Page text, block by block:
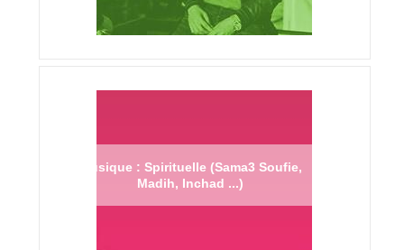
Musique : Spirituelle (Sama3 Soufie,
Madih, Inchad ...)